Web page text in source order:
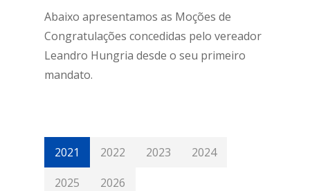
Abaixo apresentamos as Moções de
Congratulações concedidas pelo vereador
Leandro Hungria desde o seu primeiro
mandato.
2021 2022 2023
2024
2025
2026